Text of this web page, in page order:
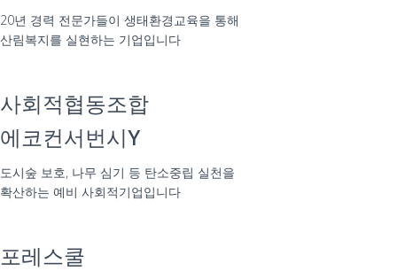
20년 경력 전문가들이 생태환경교육을 통해
산림복지를 실현하는 기업입니다
사회적협동조합
에코컨서번시Y
도시숲 보호, 나무 심기 등 탄소중립 실천을
확산하는 예비 사회적기업입니다
포레스쿨